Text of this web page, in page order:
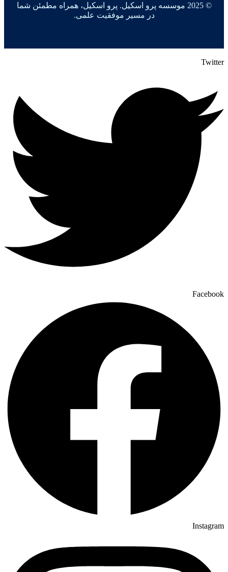
© 2025 موسسه پرو اسکیل. پرو اسکیل، همراه مطمئن شما
در مسیر موفقیت علمی.
Twitter
Facebook
Instagram